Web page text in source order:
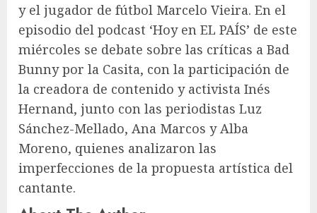
y el jugador de fútbol Marcelo Vieira. En el
episodio del podcast ‘Hoy en EL PAÍS’ de este
miércoles se debate sobre las críticas a Bad
Bunny por la Casita, con la participación de
la creadora de contenido y activista Inés
Hernand, junto con las periodistas Luz
Sánchez-Mellado, Ana Marcos y Alba
Moreno, quienes analizaron las
imperfecciones de la propuesta artística del
cantante.